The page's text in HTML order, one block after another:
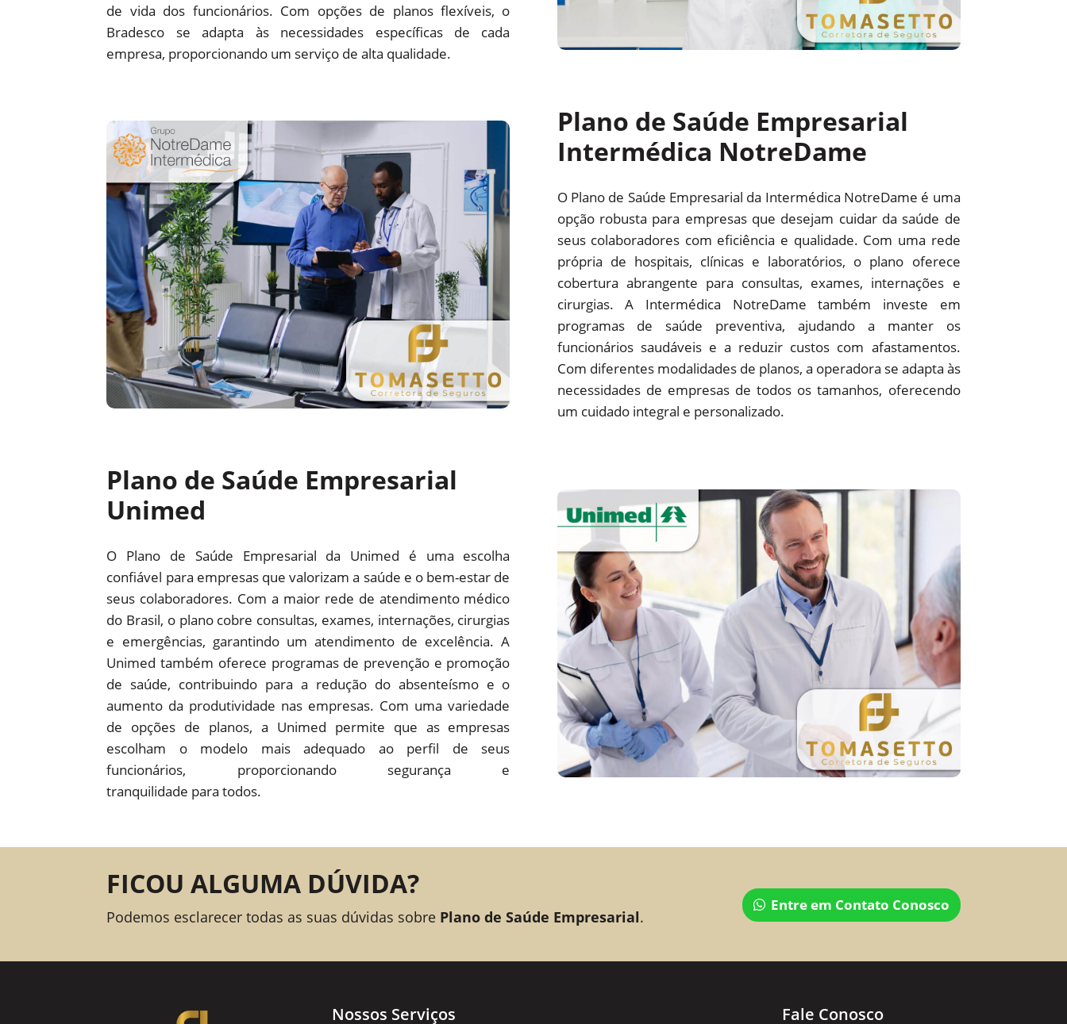
de vida dos funcionários. Com opções de planos flexíveis, o
Bradesco se adapta às necessidades específicas de cada
empresa, proporcionando um serviço de alta qualidade.
Plano de Saúde Empresarial
Intermédica NotreDame
O Plano de Saúde Empresarial da Intermédica NotreDame é uma
opção robusta para empresas que desejam cuidar da saúde de
seus colaboradores com eficiência e qualidade. Com uma rede
própria de hospitais, clínicas e laboratórios, o plano oferece
cobertura abrangente para consultas, exames, internações e
cirurgias. A Intermédica NotreDame também investe em
programas de saúde preventiva, ajudando a manter os
funcionários saudáveis e a reduzir custos com afastamentos.
Com diferentes modalidades de planos, a operadora se adapta às
necessidades de empresas de todos os tamanhos, oferecendo
um cuidado integral e personalizado.
Plano de Saúde Empresarial
Unimed
O Plano de Saúde Empresarial da Unimed é uma escolha
confiável para empresas que valorizam a saúde e o bem-estar de
seus colaboradores. Com a maior rede de atendimento médico
do Brasil, o plano cobre consultas, exames, internações, cirurgias
e emergências, garantindo um atendimento de excelência. A
Unimed também oferece programas de prevenção e promoção
de saúde, contribuindo para a redução do absenteísmo e o
aumento da produtividade nas empresas. Com uma variedade
de opções de planos, a Unimed permite que as empresas
escolham o modelo mais adequado ao perfil de seus
funcionários, proporcionando segurança e
tranquilidade para todos.
FICOU ALGUMA DÚVIDA?
Podemos esclarecer todas as suas dúvidas sobre Plano de Saúde Empresarial.
Entre em Contato Conosco
Nossos Serviços Fale Conosco